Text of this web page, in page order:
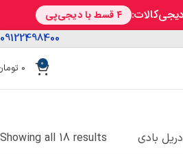
09122498400
0
0
دریل بادی
Showing all 18 results